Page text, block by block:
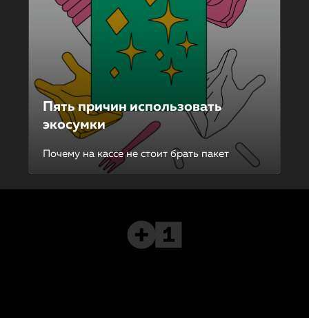
Пять причин использовать
экосумки
Почему на кассе не стоит брать пакет